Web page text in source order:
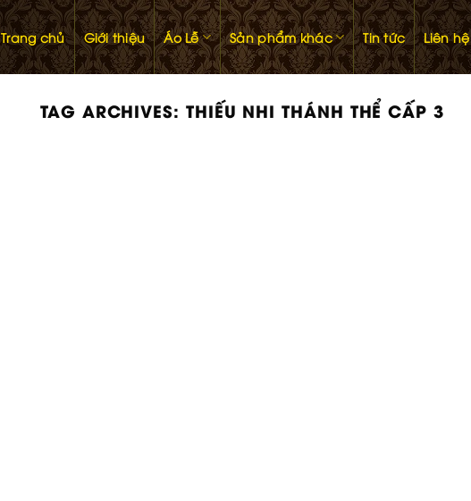
Trang chủ Giới thiệu Áo Lễ Sản phẩm khác Tin tức Liên hệ
TAG ARCHIVES: THIẾU NHI THÁNH THỂ CẤP 3